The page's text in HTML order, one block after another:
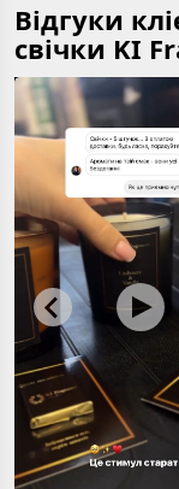
Відгуки
свічки KI